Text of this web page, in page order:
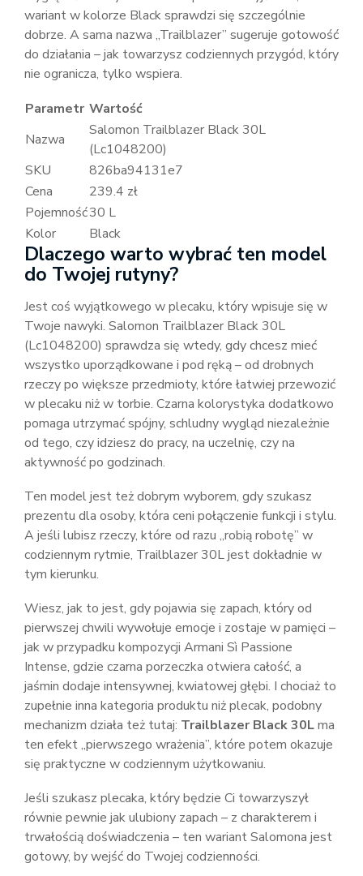
wariant w kolorze Black sprawdzi się szczególnie
dobrze. A sama nazwa „Trailblazer” sugeruje gotowość
do działania – jak towarzysz codziennych przygód, który
nie ogranicza, tylko wspiera.
Parametr Wartość
Nazwa
Salomon Trailblazer Black 30L
(Lc1048200)
SKU
826ba94131e7
Cena
239.4 zł
Pojemność30 L
Kolor
Black
Dlaczego warto wybrać ten model
do Twojej rutyny?
Jest coś wyjątkowego w plecaku, który wpisuje się w
Twoje nawyki. Salomon Trailblazer Black 30L
(Lc1048200) sprawdza się wtedy, gdy chcesz mieć
wszystko uporządkowane i pod ręką – od drobnych
rzeczy po większe przedmioty, które łatwiej przewozić
w plecaku niż w torbie. Czarna kolorystyka dodatkowo
pomaga utrzymać spójny, schludny wygląd niezależnie
od tego, czy idziesz do pracy, na uczelnię, czy na
aktywność po godzinach.
Ten model jest też dobrym wyborem, gdy szukasz
prezentu dla osoby, która ceni połączenie funkcji i stylu.
A jeśli lubisz rzeczy, które od razu „robią robotę” w
codziennym rytmie, Trailblazer 30L jest dokładnie w
tym kierunku.
Wiesz, jak to jest, gdy pojawia się zapach, który od
pierwszej chwili wywołuje emocje i zostaje w pamięci –
jak w przypadku kompozycji Armani Sì Passione
Intense, gdzie czarna porzeczka otwiera całość, a
jaśmin dodaje intensywnej, kwiatowej głębi. I chociaż to
zupełnie inna kategoria produktu niż plecak, podobny
mechanizm działa też tutaj: Trailblazer Black 30Lma
ten efekt „pierwszego wrażenia”, które potem okazuje
się praktyczne w codziennym użytkowaniu.
Jeśli szukasz plecaka, który będzie Ci towarzyszył
równie pewnie jak ulubiony zapach – z charakterem i
trwałością doświadczenia – ten wariant Salomona jest
gotowy, by wejść do Twojej codzienności.